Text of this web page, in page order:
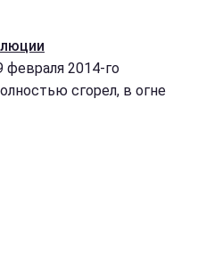
февраля 2014-го
сгорел, в огне